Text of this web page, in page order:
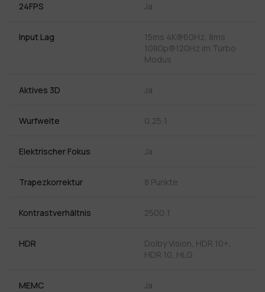
24FPS Ja
Input Lag
15ms 4K@60Hz, 8ms
1080p@120Hz im Turbo
Modus
Aktives 3D Ja
Wurfweite 0,25:1
Elektrischer Fokus Ja
Trapezkorrektur 8 Punkte
Kontrastverhältnis 2500:1
HDR
Dolby Vision, HDR 10+,
HDR 10, HLG
MEMC Ja